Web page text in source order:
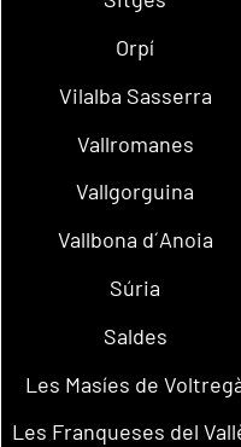
Orpí
Vilalba Sasserra
Vallromanes
Vallgorguina
Vallbona d´Anoia
Súria
Saldes
Les Masíes de
Les Franqueses del